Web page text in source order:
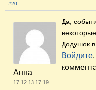
#20
Анна
17.12.13 17:19
Да,
Дедушек
Войдите